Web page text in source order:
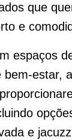
que
e
espaços
bem-estar,
e